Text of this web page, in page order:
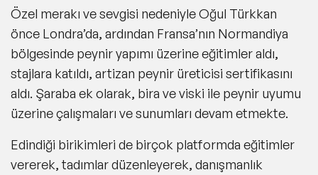
Özel merakı ve sevgisi nedeniyle Oğul Türkkan
önce Londra’da, ardından Fransa’nın Normandiya
bölgesinde peynir yapımı üzerine eğitimler aldı,
stajlara katıldı, artizan peynir üreticisi sertifikasını
aldı. Şaraba ek olarak, bira ve viski ile peynir uyumu
üzerine çalışmaları ve sunumları devam etmekte.
Edindiği birikimleri de birçok platformda eğitimler
vererek, tadımlar düzenleyerek, danışmanlık